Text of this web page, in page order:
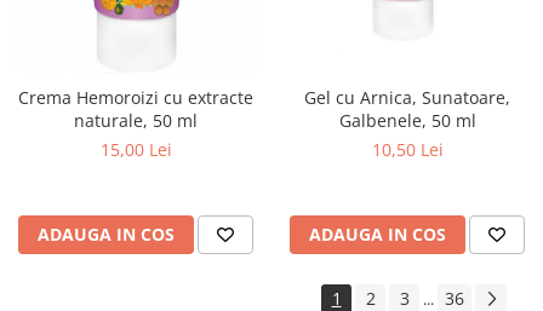
Crema Hemoroizi cu extracte
naturale, 50 ml
15,00 Lei
ADAUGA IN COS
Gel cu Arnica, Sunatoare,
Galbenele, 50 ml
10,50 Lei
ADAUGA IN COS
1 2 3 ... 36